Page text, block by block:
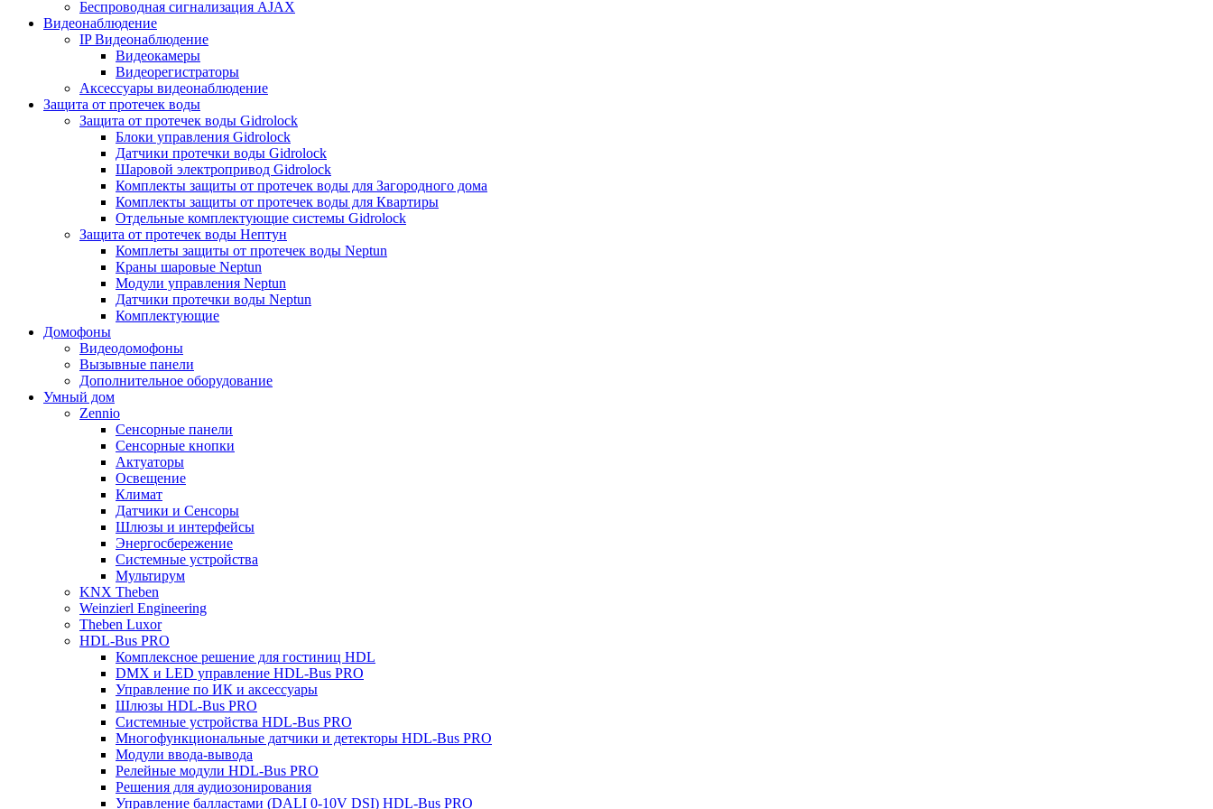
Беспроводная сигнализация AJAX
Видеонаблюдение
IP Видеонаблюдение
Видеокамеры
Видеорегистраторы
Аксессуары видеонаблюдение
Защита от протечек воды
Защита от протечек воды Gidrolock
Блоки управления Gidrolock
Датчики протечки воды Gidrolock
Шаровой электропривод Gidrolock
Комплекты защиты от протечек воды для Загородного дома
Комплекты защиты от протечек воды для Квартиры
Отдельные комплектующие системы Gidrolock
Защита от протечек воды Нептун
Комплеты защиты от протечек воды Neptun
Краны шаровые Neptun
Модули управления Neptun
Датчики протечки воды Neptun
Комплектующие
Домофоны
Видеодомофоны
Вызывные панели
Дополнительное оборудование
Умный дом
Zennio
Сенсорные панели
Сенсорные кнопки
Актуаторы
Освещение
Климат
Датчики и Сенсоры
Шлюзы и интерфейсы
Энергосбережение
Системные устройства
Мультирум
KNX Theben
Weinzierl Engineering
Theben Luxor
HDL-Bus PRO
Комплексное решение для гостиниц HDL
DMX и LED управление HDL-Bus PRO
Управление по ИК и аксессуары
Шлюзы HDL-Bus PRO
Системные устройства HDL-Bus PRO
Многофункциональные датчики и детекторы HDL-Bus PRO
Модули ввода-вывода
Релейные модули HDL-Bus PRO
Решения для аудиозонирования
Управление балластами (DALI 0-10V DSI) HDL-Bus PRO